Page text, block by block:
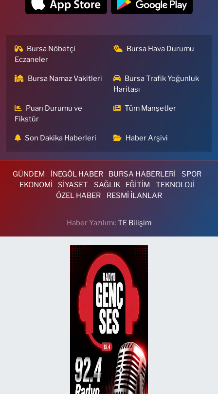
Bursa Nöbetçi
Eczaneler
Bursa Hava Durumu
Bursa Namaz Vakitleri
Bursa Trafik Yoğunluk
Haritası
Puan Durumu ve
Fikstür
Tüm Manşetler
Son Dakika Haberleri Haber Arşivi
GÜNDEM İNEGÖL HABER BURSA HABERLERİ
SPOR
EKONOMİ
SİYASET SAĞLIK EĞİTİM
TEKNOLOJİ
ÖZEL HABER
RESMİ İLANLAR
Haber Yazılımı:TE Bilişim